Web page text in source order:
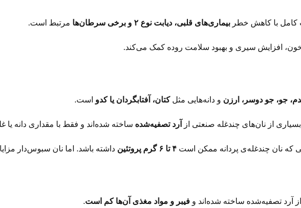
با کاهش خطر بیماری‌های قلبی، دیابت نوع ۲ و برخی سرطان‌ها مرتبط است.
خون، افزایش سیری و بهبود سلامت روده کمک می‌کند.
جو، جو دوسر، ارزن و دانه‌هایی مثلکتان، آفتابگردان یا کدو است.
از نان‌های چندغله صنعتی از آرد تصفیه‌شده ساخته شده‌اند و فقط با مقداری دانه یا
که نان چندغله‌ی پردانه ممکن است ۴ تا ۶ گرم پروتئین داشته باشد. اما نان سبوس‌دار
آرد تصفیه‌شده ساخته شده‌اند و فیبر و مواد مغذی آن‌ها کم است.